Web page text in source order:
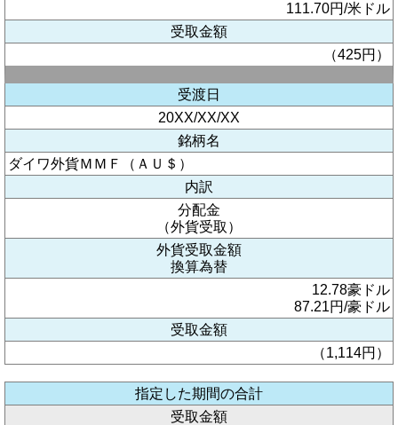
111.70円/米ドル
受取金額
（425円）
受渡日
20XX/XX/XX
銘柄名
ダイワ外貨ＭＭＦ（ＡＵ＄）
内訳
分配金
（外貨受取）
外貨受取金額
換算為替
12.78豪ドル
87.21円/豪ドル
受取金額
（1,114円）
指定した期間の合計
受取金額